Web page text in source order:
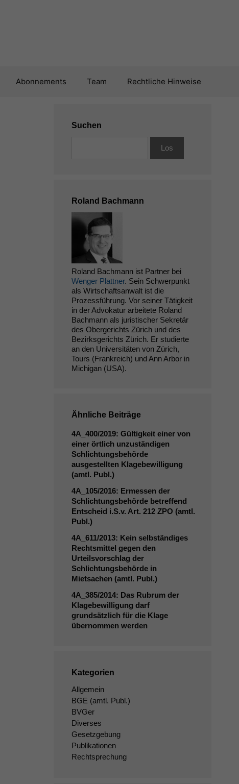
Abonnements Team Rechtliche Hinweise
Suchen
Roland Bachmann
Roland Bachmann ist Partner bei
Wenger Plattner. Sein Schwerpunkt
als Wirtschaftsanwalt ist die
Prozessführung. Vor seiner Tätigkeit
in der Advokatur arbeitete Roland
Bachmann als juristischer Sekretär
des Obergerichts Zürich und des
Bezirksgerichts Zürich. Er studierte
an den Universitäten von Zürich,
Tours (Frankreich) und Ann Arbor in
Michigan (USA).
Ähnliche Beiträge
4A_400/2019: Gültigkeit einer von
einer örtlich unzuständigen
Schlichtungsbehörde
ausgestellten Klagebewilligung
(amtl. Publ.)
4A_105/2016: Ermessen der
Schlichtungsbehörde betreffend
Entscheid i.S.v. Art. 212 ZPO (amtl.
Publ.)
4A_611/2013: Kein selbständiges
Rechtsmittel gegen den
Urteilsvorschlag der
Schlichtungsbehörde in
Mietsachen (amtl. Publ.)
4A_385/2014: Das Rubrum der
Klagebewilligung darf
grundsätzlich für die Klage
übernommen werden
Kategorien
Allgemein
BGE (amtl. Publ.)
BVGer
Diverses
Gesetzgebung
Publikationen
Rechtsprechung